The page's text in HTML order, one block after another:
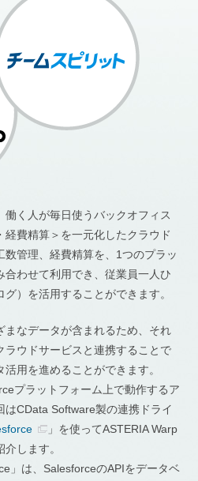
働く人が毎日使うバックオフィス
費精算＞を一元化したクラウド
管理、経費精算を、1つのプラッ
合わせて利用でき、従業員一人ひ
）を活用することができます。
まなデータが含まれるため、それ
ラウドサービスと連携することで
用を進めることができます。
プラットフォーム上で動作するア
はCData Software製の連携ドライ
」を使ってASTERIA Warp
します。
」は、SalesforceのAPIをデータベ